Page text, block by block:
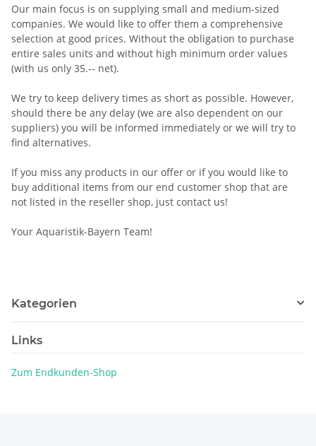
Our main focus is on supplying small and medium-sized
companies. We would like to offer them a comprehensive
selection at good prices. Without the obligation to purchase
entire sales units and without high minimum order values ​​
(with us only 35.-- net).
We try to keep delivery times as short as possible. However,
should there be any delay (we are also dependent on our
suppliers) you will be informed immediately or we will try to
find alternatives.
If you miss any products in our offer or if you would like to
buy additional items from our end customer shop that are
not listed in the reseller shop, just contact us!
Your Aquaristik-Bayern Team!
Kategorien
Links
Zum Endkunden-Shop